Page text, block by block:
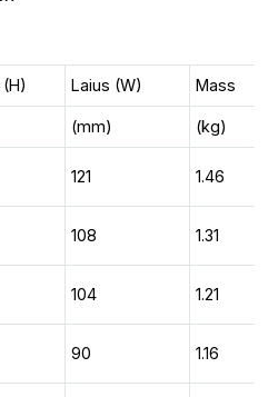
Laius (W) Mass
(mm) (kg)
121 1.46
108 1.31
104 1.21
90 1.16